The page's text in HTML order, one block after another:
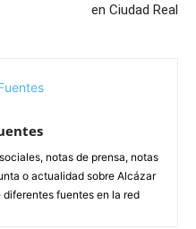
en Ciudad Real
notas de prensa, notas
o actualidad sobre Alcázar
fuentes en la red